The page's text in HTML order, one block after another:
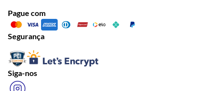
Pague com
Segurança
Siga-nos